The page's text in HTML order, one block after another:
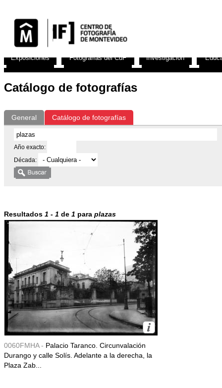
Catálogo de fotografías
General Catálogo de fotografías
Año exacto:
Década:
Resultados 1 - 1 de 1 para plazas
0060FMHA - Palacio Taranco. Circunvalación
Durango y calle Solís. Adelante a la derecha, la
Plaza Zab...
Exposiciones Fotografías del CdF Investigación